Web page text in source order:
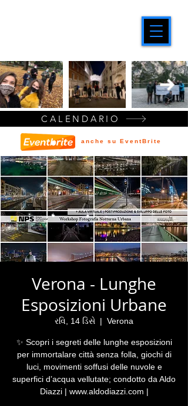
Verona - Lunghe
Esposizioni Urbane
રવિ, 14 ડિસે
  |
Verona
✨ Scopri i segreti delle lunghe esposizioni
per immortalare città senza folla, giochi di
luci, movimenti soffusi delle nuvole e
superfici d’acqua vellutate; condotto da Aldo
Diazzi | www.aldodiazzi.com |
CALENDARIO
anche su EventBrite